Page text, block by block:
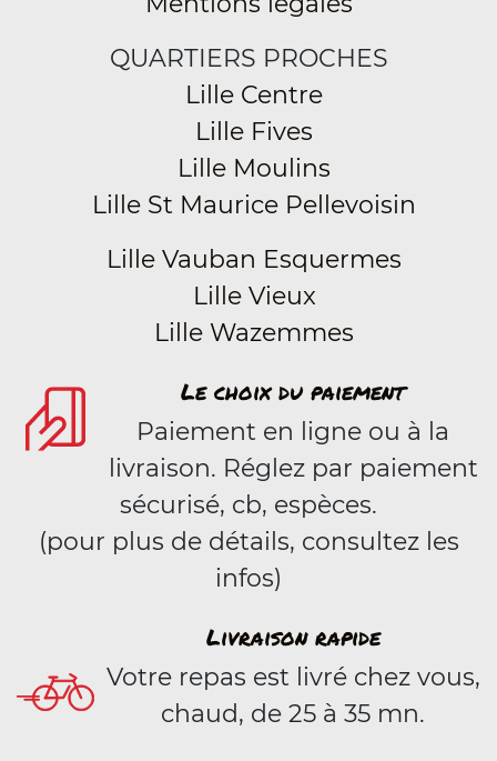
QUARTIERS PROCHES
Lille Centre
Lille Fives
Lille Moulins
Lille St Maurice Pellevoisin
Lille Vauban Esquermes
Lille Vieux
Lille Wazemmes
Le choix du paiement
Paiement en ligne ou à la
livraison. Réglez par paiement
sécurisé, cb, espèces.
(pour plus de détails, consultez les
infos)
Livraison rapide
Votre repas est livré chez vous,
chaud, de 25 à 35 mn.